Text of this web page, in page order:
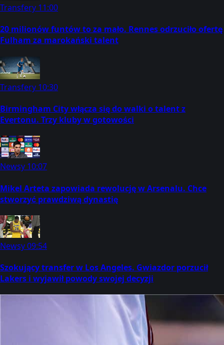
Transfery 11:00
20 milionów funtów to za mało. Rennes odrzuciło ofertę
Fulham za marokański talent
Transfery 10:30
Birmingham City włącza się do walki o talent z
Evertonu. Trzy kluby w gotowości
Newsy 10:07
Mikel Arteta zapowiada rewolucję w Arsenalu. Chce
stworzyć prawdziwą dynastię
Newsy09:54
Szokujący transfer w Los Angeles. Gwiazdor porzucił
Lakers i wyjawił powody swojej decyzji